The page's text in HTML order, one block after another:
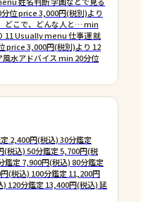
位 price 3,000円(税別)より
どこで、どんな人と… min
11 Usually menu 仕事運 就
price 3,000円(税別)より 12
水アドバイス min 20分位
2,400円(税込) 30分鑑定
(税込) 50分鑑定 5,700円(税
鑑定 7,900円(税込) 80分鑑定
(税込) 100分鑑定 11,200円
120分鑑定 13,400円(税込) 延